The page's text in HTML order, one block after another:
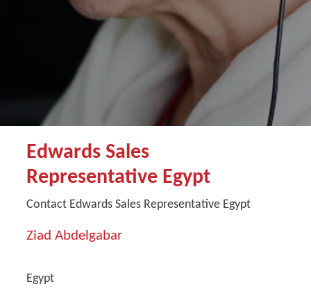
Edwards Sales
Representative Egypt
Contact Edwards Sales Representative Egypt
Ziad Abdelgabar
Egypt